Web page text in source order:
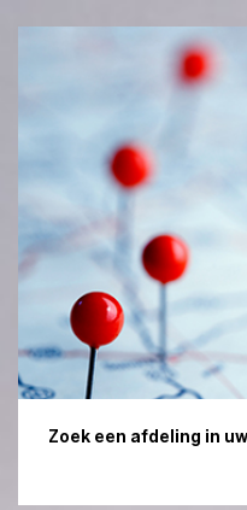
Zoek een afdeling in